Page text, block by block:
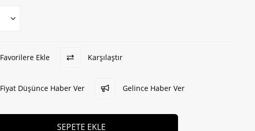
Favorilere Ekle Karşılaştır
Fiyat Düşünce Haber Ver Gelince Haber Ver